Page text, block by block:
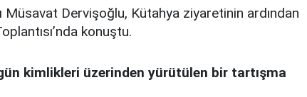
Müsavat Dervişoğlu, Kütahya ziyaretinin ardından
konuştu.
kimlikleri üzerinden yürütülen bir tartışma